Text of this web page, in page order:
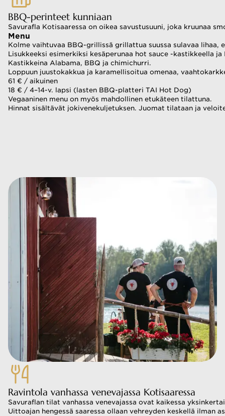
BBQ-perinteet kunniaan
Savurafla Kotisaaressa on oikea savustusuuni, joka kruunaa
Menu
Kolme vaihtuvaa BBQ-grillissä grillattua suussa sulavaa
Lisukkeeksi esimerkiksi kesäperunaa hot sauce -kastikkeella
Kastikkeina Alabama, BBQ ja chimichurri.
Loppuun juustokakkua ja karamellisoitua omenaa,
61 € / aikuinen
18 € / 4–14-v. lapsi (lasten BBQ-platteri TAI Hot Dog)
Vegaaninen menu on myös mahdollinen etukäteen tilattuna.
Hinnat sisältävät jokivenekuljetuksen. Juomat tilataan ja
Ravintola vanhassa venevajassa Kotisaaressa
Savuraflan tilat vanhassa venevajassa ovat kaikessa
Uittoajan hengessä saaressa ollaan vehreyden keskellä